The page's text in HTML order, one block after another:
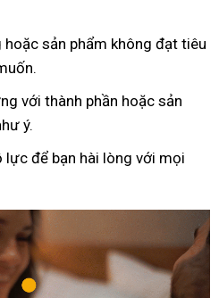
hoặc sản phẩm không đạt tiêu
với thành phần hoặc sản
ý.
lực để bạn hài lòng với mọi